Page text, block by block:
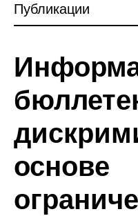
Публикации
основе